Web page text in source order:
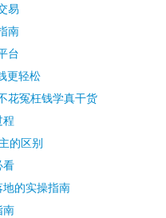
易
南
台
更轻松
花冤枉钱学真干货
程
的区别
看
地的实操指南
南